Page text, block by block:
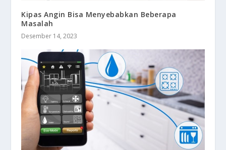
Kipas Angin Bisa Menyebabkan Beberapa
Masalah
Desember 14, 2023